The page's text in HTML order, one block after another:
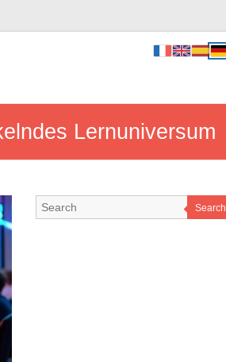
Lernuniversum
Search